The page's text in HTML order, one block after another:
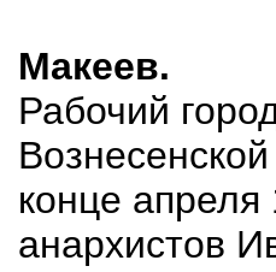
Макеев.
Рабочий
конце апреля
анархистов